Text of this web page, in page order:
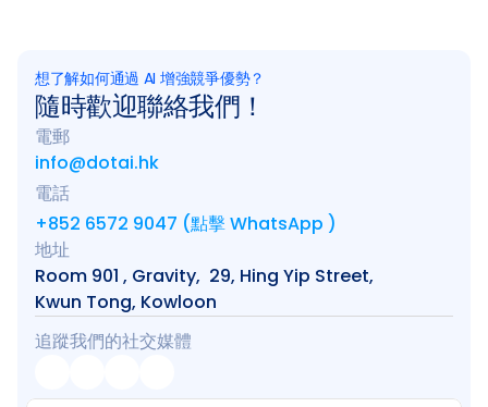
想了解如何通過 AI 增強競爭優勢？
隨時歡迎聯絡我們！
電郵
info@dotai.hk
電話
+852 6572 9047 (點擊 WhatsApp )
地址
Room 901 , Gravity,  29, Hing Yip Street,
Kwun Tong, Kowloon
追蹤我們的社交媒體